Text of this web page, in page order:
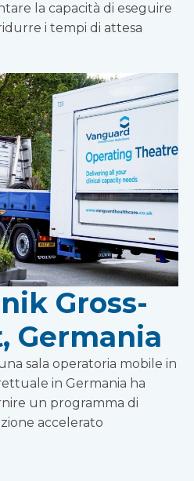
la capacità di eseguire
i tempi di attesa
Gross-
Germania
sala operatoria mobile in
in Germania ha
un programma di
accelerato